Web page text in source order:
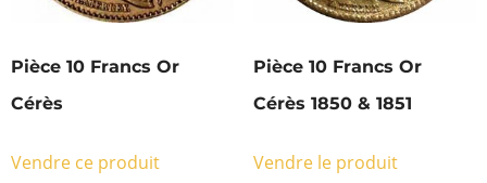
Pièce 10 Francs Or
Cérès
Vendre ce produit
Pièce 10 Francs Or
Cérès 1850 & 1851
Vendre le produit